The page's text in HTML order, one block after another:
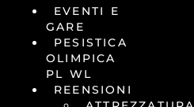
EVENTI E
GARE
PESISTICA
OLIMPICA
PL WL
REENSIONI